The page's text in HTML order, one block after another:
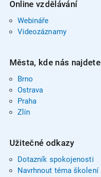
Online vzdělávání
Webináře
Videozáznamy
Města, kde nás najdete
Brno
Ostrava
Praha
Zlín
Užitečné odkazy
Dotazník spokojenosti
Navrhnout téma školení